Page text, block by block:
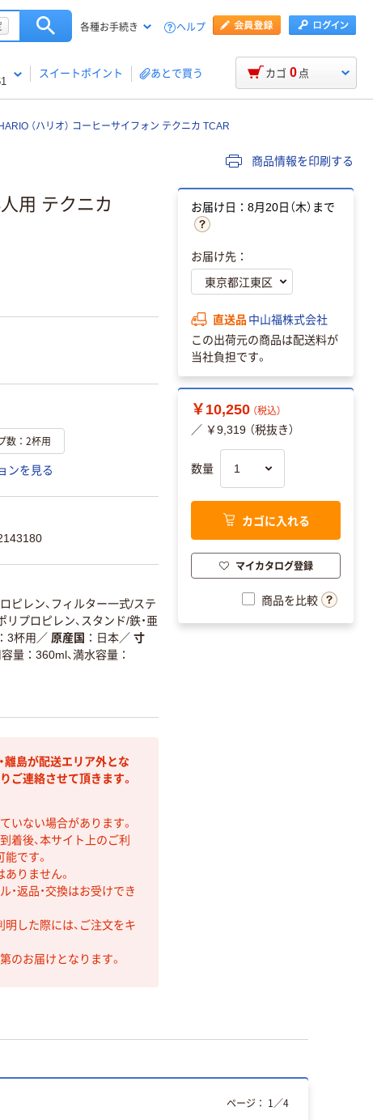
各種お手続き ヘルプ
スイートポイント あとで買う カゴ 0 点
HARIO （ハリオ） コーヒーサイフォン テクニカ TCAR
商品情報を印刷する
用 テクニカ
数：2杯用
ンを見る
ピレン、フィルター一式/ステ
プロピレン、スタンド/鉄・亜
3杯用 ／ 原産国 日本／ 寸
量：360ml、満水容量：
離島が配送エリア外とな
ご連絡させて頂きます。
いない場合があります。
着後、本サイト上のご利
です。
りません。
・返品・交換はお受けでき
した際には、ご注文をキ
のお届けとなります。
お届け日：8月20日（木）まで
お届け先：
直送品 中山福株式会社
この出荷元の商品は配送料が
当社負担です。
￥10,250 （税込）
／ ￥9,319 （税抜き）
数量
カゴに入れる
マイカタログ登録
商品を比較
ページ： 1 ／4